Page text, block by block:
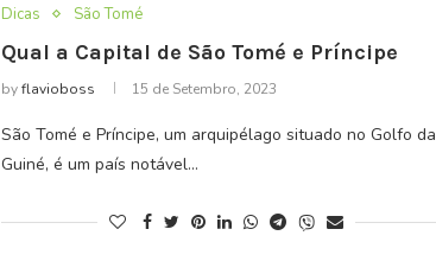
Dicas São Tomé
Qual a Capital de São Tomé e Príncipe
byflavioboss 15 de Setembro, 2023
São Tomé e Príncipe, um arquipélago situado no Golfo da
Guiné, é um país notável…